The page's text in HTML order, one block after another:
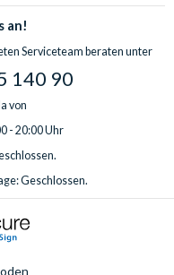
an!
Serviceteam beraten unter
140 90
von
- 20:00 Uhr
Geschlossen.